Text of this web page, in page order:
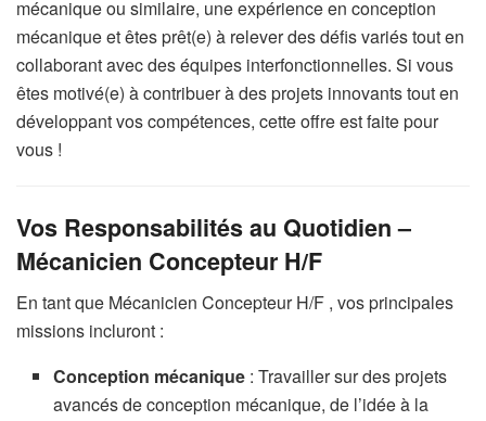
mécanique ou similaire, une expérience en conception
mécanique et êtes prêt(e) à relever des défis variés tout en
collaborant avec des équipes interfonctionnelles. Si vous
êtes motivé(e) à contribuer à des projets innovants tout en
développant vos compétences, cette offre est faite pour
vous !
Vos Responsabilités au Quotidien –
Mécanicien Concepteur H/F
En tant que Mécanicien Concepteur H/F , vos principales
missions incluront :
Conception mécanique : Travailler sur des projets
avancés de conception mécanique, de l’idée à la